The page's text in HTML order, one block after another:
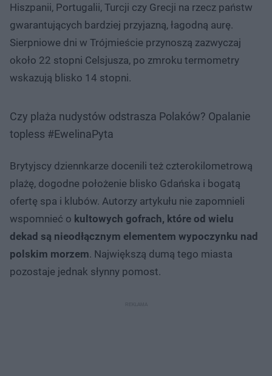
Hiszpanii, Portugalii, Turcji czy Grecji na rzecz państw
gwarantujących bardziej przyjazną, łagodną aurę.
Sierpniowe dni w Trójmieście przynoszą zazwyczaj
około 22 stopni Celsjusza, po zmroku termometry
wskazują blisko 14 stopni.
Czy plaża nudystów odstrasza Polaków? Opalanie
topless #EwelinaPyta
Brytyjscy dziennkarze docenili też czterokilometrową
plażę, dogodne położenie blisko Gdańska i bogatą
ofertę spa i klubów. Autorzy artykułu nie zapomnieli
wspomnieć o kultowych gofrach, które od wielu
dekad są nieodłącznym elementem wypoczynku nad
polskim morzem. Największą dumą tego miasta
pozostaje jednak słynny pomost.